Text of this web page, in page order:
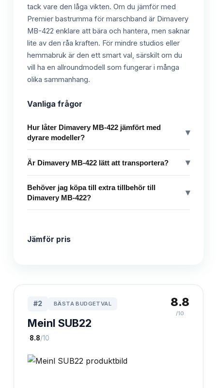
tack vare den låga vikten. Om du jämför med
Premier bastrumma för marschband är Dimavery
MB-422 enklare att bära och hantera, men saknar
lite av den råa kraften. För mindre studios eller
hemmabruk är den ett smart val, särskilt om du
vill ha en allroundmodell som fungerar i många
olika sammanhang.
Vanliga frågor
Hur låter Dimavery MB-422 jämfört med
dyrare modeller?
▾
Är Dimavery MB-422 lätt att transportera? ▾
Behöver jag köpa till extra tillbehör till
Dimavery MB-422?
▾
Jämför pris
#2 BÄSTA BUDGETVAL
Meinl SUB22
·8.8/10
8.8
/10